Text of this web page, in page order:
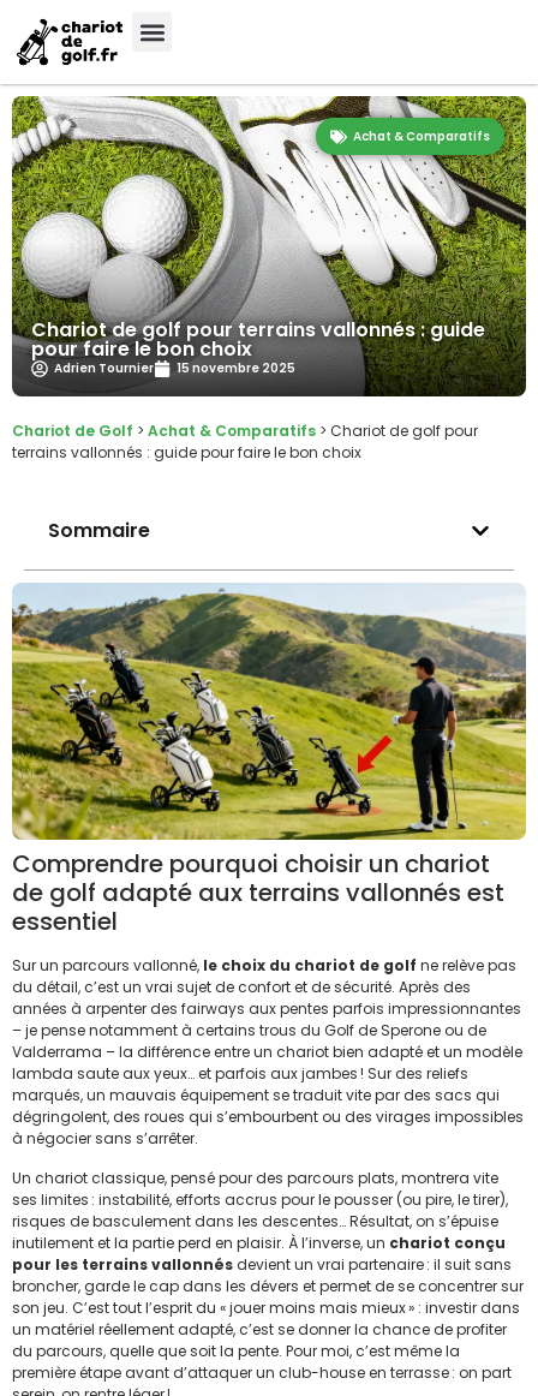
Achat & Comparatifs
Chariot de golf pour terrains vallonnés : guide
pour faire le bon choix
Adrien Tournier 15 novembre 2025
Chariot de Golf > Achat & Comparatifs > Chariot de golf pour
terrains vallonnés : guide pour faire le bon choix
Sommaire
Comprendre pourquoi choisir un chariot
de golf adapté aux terrains vallonnés est
essentiel
Sur un parcours vallonné, le choix du chariot de golf ne relève pas
du détail, c’est un vrai sujet de confort et de sécurité. Après des
années à arpenter des fairways aux pentes parfois impressionnantes
– je pense notamment à certains trous du Golf de Sperone ou de
Valderrama – la différence entre un chariot bien adapté et un modèle
lambda saute aux yeux… et parfois aux jambes ! Sur des reliefs
marqués, un mauvais équipement se traduit vite par des sacs qui
dégringolent, des roues qui s’embourbent ou des virages impossibles
à négocier sans s’arrêter.
Un chariot classique, pensé pour des parcours plats, montrera vite
ses limites : instabilité, efforts accrus pour le pousser (ou pire, le tirer),
risques de basculement dans les descentes… Résultat, on s’épuise
inutilement et la partie perd en plaisir. À l’inverse, un chariot conçu
pour les terrains vallonnésdevient un vrai partenaire : il suit sans
broncher, garde le cap dans les dévers et permet de se concentrer sur
son jeu. C’est tout l’esprit du « jouer moins mais mieux » : investir dans
un matériel réellement adapté, c’est se donner la chance de profiter
du parcours, quelle que soit la pente. Pour moi, c’est même la
première étape avant d’attaquer un club-house en terrasse : on part